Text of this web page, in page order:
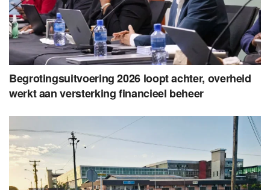
Begrotingsuitvoering 2026 loopt achter, overheid
werkt aan versterking financieel beheer